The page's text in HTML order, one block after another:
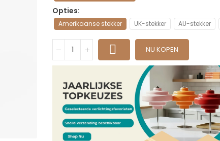
Opties
Amerikaanse stekker UK-stekker AU-stekker
NU KOPEN